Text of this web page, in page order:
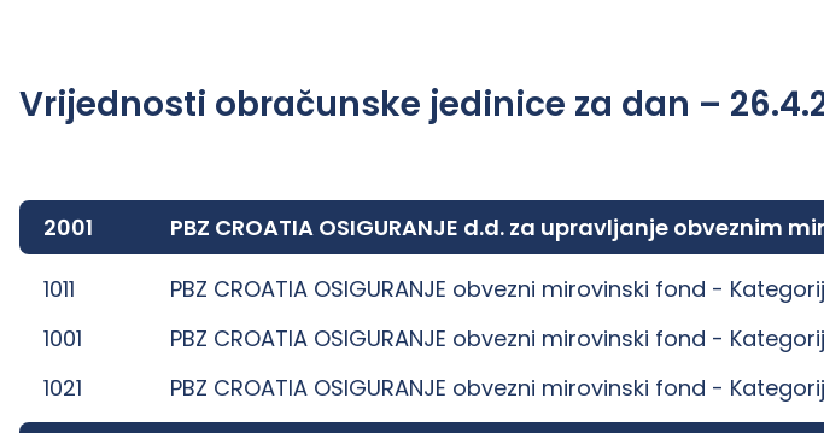
Vrijednosti obračunske jedinice za dan –
2001 PBZ CROATIA OSIGURANJE d.d. za upravljanje obveznim
1011 PBZ CROATIA OSIGURANJE obvezni mirovinski fond -
1001
PBZ CROATIA OSIGURANJE obvezni mirovinski fond -
1021
PBZ CROATIA OSIGURANJE obvezni mirovinski fond -